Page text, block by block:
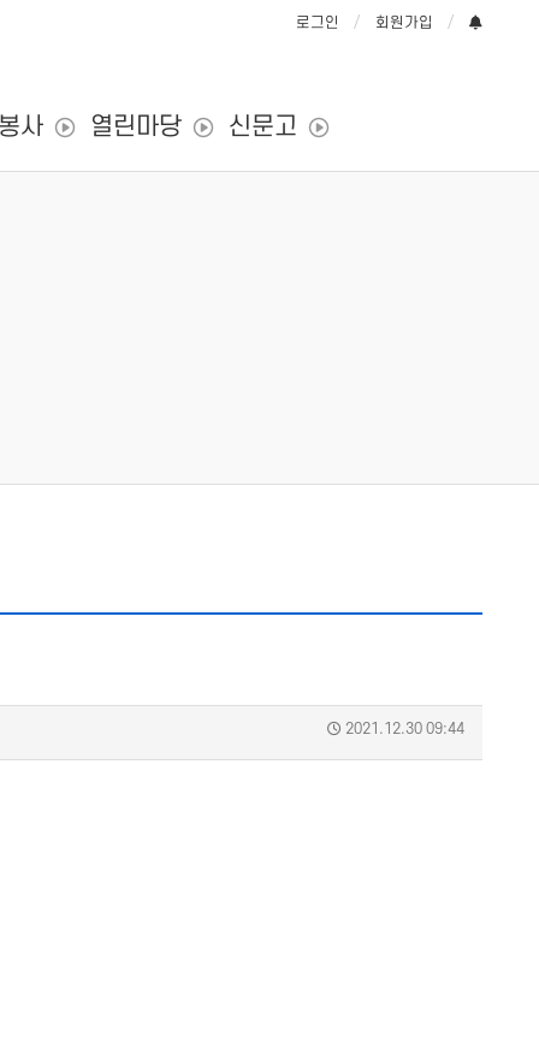
로그인 회원가입
사 열린마당 신문고
2021.12.30 09:44